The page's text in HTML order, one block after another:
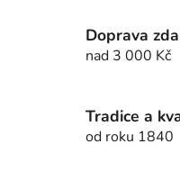
Doprava
nad 3 000 Kč
Tradice a
od roku 1840